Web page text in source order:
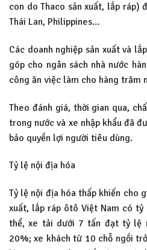
con do Thaco sản xuất, lắp ráp)
Thái Lan, Philippines…
Các doanh nghiệp sản xuất và
góp cho ngân sách nhà nước
công ăn việc làm cho hàng trăm
Theo đánh giá, thời gian qua,
trong nước và xe nhập khẩu đã
bảo quyền lợi người tiêu dùng.
Tỷ lệ nội địa hóa
Tỷ lệ nội địa hóa thấp khiến cho
xuất, lắp ráp ôtô Việt Nam có
thể, xe tải dưới 7 tấn đạt tỷ lệ
20%; xe khách từ 10 chỗ ngồi